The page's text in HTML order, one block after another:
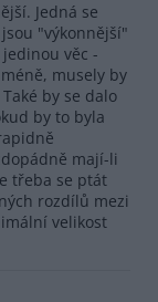
Jedná se
"výkonnější"
věc -
musely by
by se dalo
by to byla
mají-li
třeba se ptát
rozdílů mezi
velikost